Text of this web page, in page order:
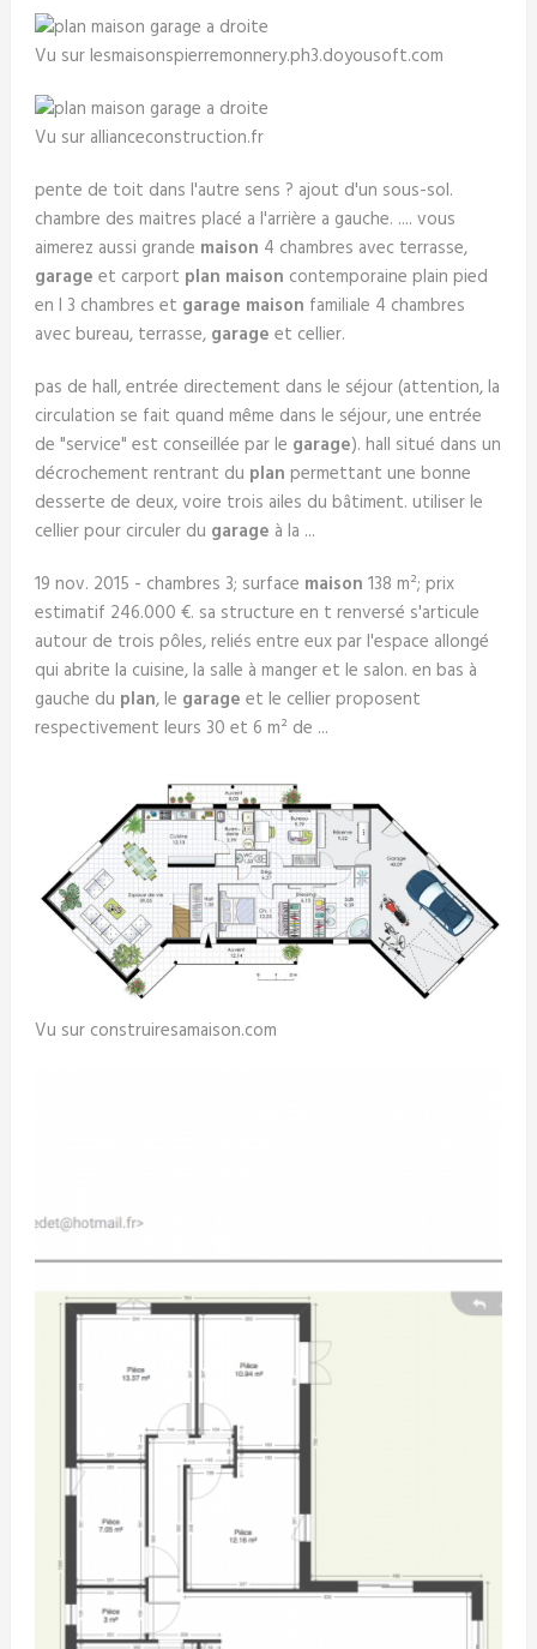
Vu sur lesmaisonspierremonnery.ph3.doyousoft.com
Vu sur allianceconstruction.fr
pente de toit dans l'autre sens ? ajout d'un sous-sol.
chambre des maitres placé a l'arrière a gauche. .... vous
aimerez aussi grande maison 4 chambres avec terrasse,
garage et carport plan maison contemporaine plain pied
en l 3 chambres et garage maison familiale 4 chambres
avec bureau, terrasse, garage et cellier.
pas de hall, entrée directement dans le séjour (attention, la
circulation se fait quand même dans le séjour, une entrée
de "service" est conseillée par le garage). hall situé dans un
décrochement rentrant du plan permettant une bonne
desserte de deux, voire trois ailes du bâtiment. utiliser le
cellier pour circuler du garage à la ...
19 nov. 2015 - chambres 3; surface maison 138 m²; prix
estimatif 246.000 €. sa structure en t renversé s'articule
autour de trois pôles, reliés entre eux par l'espace allongé
qui abrite la cuisine, la salle à manger et le salon. en bas à
gauche du plan, le garage et le cellier proposent
respectivement leurs 30 et 6 m² de ...
Vu sur construiresamaison.com